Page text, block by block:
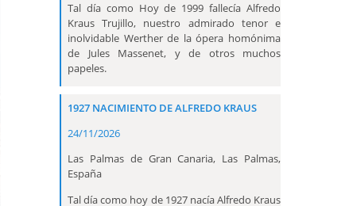
Tal día como Hoy de 1999 fallecía Alfredo
Kraus Trujillo, nuestro admirado tenor e
inolvidable Werther de la ópera homónima
de Jules Massenet, y de otros muchos
papeles.
1927 NACIMIENTO DE ALFREDO KRAUS
24/11/2026
Las Palmas de Gran Canaria, Las Palmas,
España
Tal día como hoy de 1927 nacía Alfredo Kraus